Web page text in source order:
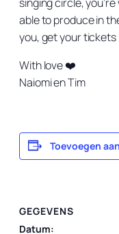
able to produce in
you, get your tickets
With love ❤️
Naiomi en Tim
Toevoegen
GEGEVENS
Datum: